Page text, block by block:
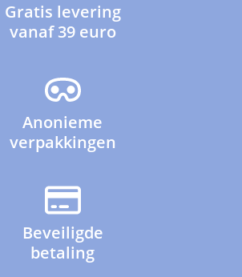
Gratis levering
vanaf 39 euro
Anonieme
verpakkingen
Beveiligde
betaling